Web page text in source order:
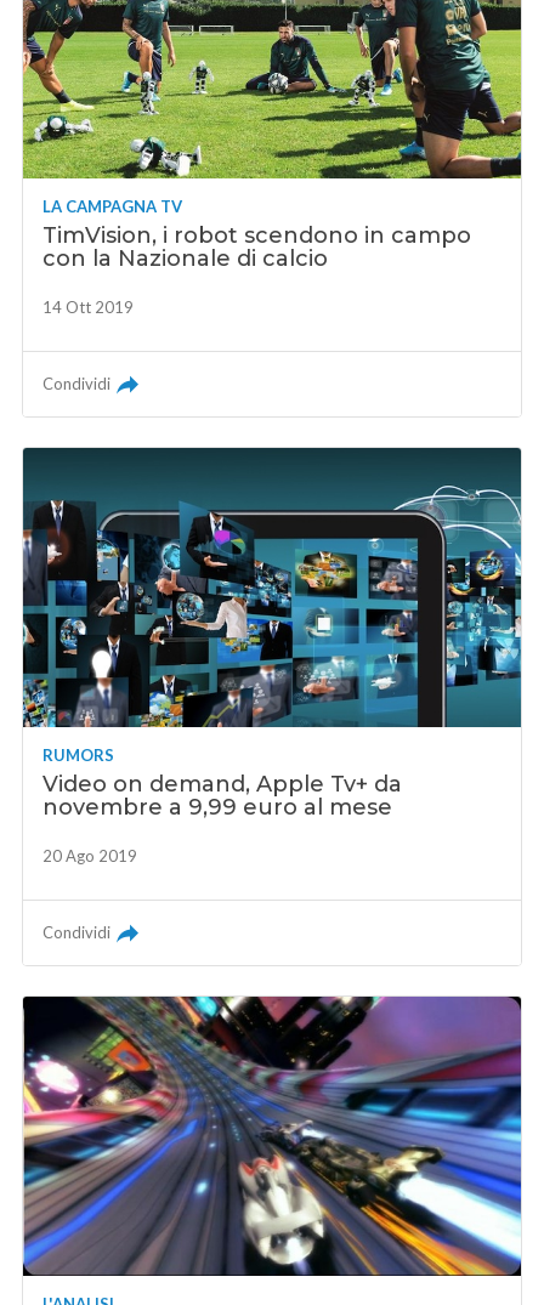
LA CAMPAGNA TV
TimVision, i robot scendono in campo
con la Nazionale di calcio
14 Ott 2019
Condividi
RUMORS
Video on demand, Apple Tv+ da
novembre a 9,99 euro al mese
20 Ago 2019
Condividi